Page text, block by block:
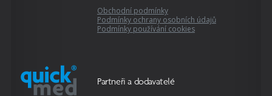
Obchodní podmínky
Podmínky ochrany osobních údajů
Podmínky používání cookies
Partneři a dodavatelé